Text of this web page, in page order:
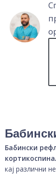
Бабински
кај различни